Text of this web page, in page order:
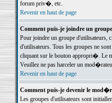
forum priv�, etc.
Revenir en haut de page
Comment puis-je joindre un
Pour joindre un groupe d'utilisateurs,
d'utilisateurs. Tous les groupes ne sont
cliquant sur le bouton appropri�. Le
Veuillez ne pas harceler un
Revenir en haut de page
Comment puis-je devenir le
Les groupes d'utilisateurs sont